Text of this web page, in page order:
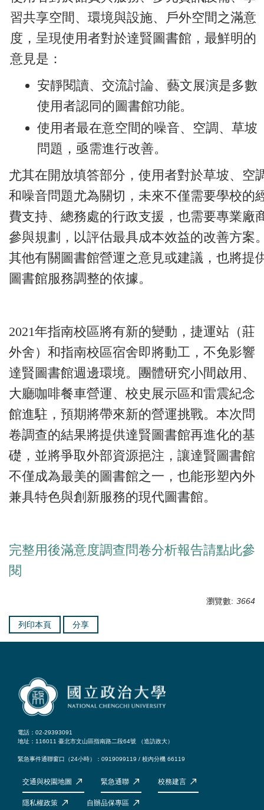
習共享空間、環境與設施、戶外空間之滿意
度，呈現使用者對於達賢圖書館，最鮮明的
意見是：
安靜閱讀、交流討論、藝文展演是多數
使用者認同的圖書館功能。
使用者最在意空間的噪音、空調、草坡
問題，亟需進行改善。
尤其在開放填答部分，使用者對於草坡、空
和噪音問題尤為關切，未來不僅需要學校的
費支持、總務處的行政支援，也需要專業廠
參與規劃，以評估最具成本效益的改善方案
其他有關圖書館營運之意見或建議，也將提
圖書館服務調整的依據。
2021年指南校區將有新的變動，捷運站（莊
外舍）和指南校區宿舍即將動工，不免影響
達賢圖書館週邊環境。團體研究小間啟用、
大廳咖啡餐車營運、校史展示區和雷震紀念
館進駐，預期將帶來新的營運挑戰。本次問
卷調查的結果將提供達賢圖書館再進化的基
礎，並將爭取外部資源挹注，讓達賢圖書館
不僅成為最美的圖書館之一，也能形塑內外
兼具特色與創新服務的現代圖書館。
完整用後滿意度調查問卷分析報告請點此參
閱
瀏覽數: 3664
列印本頁 分享
電話：02-29393091
地址：116011 臺北市文山區指南路二段64號 （造訪政大）
緊急事件通聯窗口（24小時）：0919099119 / 校內分機 66119
交通與校園地圖 緊急通聯 校務建言
隱私權政策 自辦品保專區